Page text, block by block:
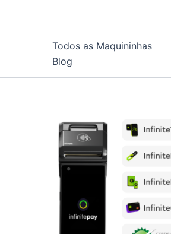
Todos as Maquininhas
Blog